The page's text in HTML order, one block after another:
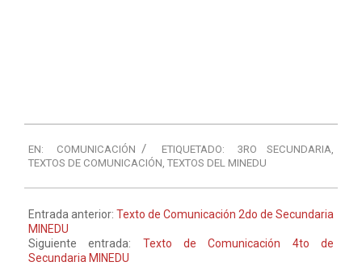
EN: COMUNICACIÓN ETIQUETADO: 3RO SECUNDARIA,
TEXTOS DE COMUNICACIÓN, TEXTOS DEL MINEDU
Entrada anterior: Texto de Comunicación 2do de Secundaria
MINEDU
Siguiente entrada: Texto de Comunicación 4to de
Secundaria MINEDU